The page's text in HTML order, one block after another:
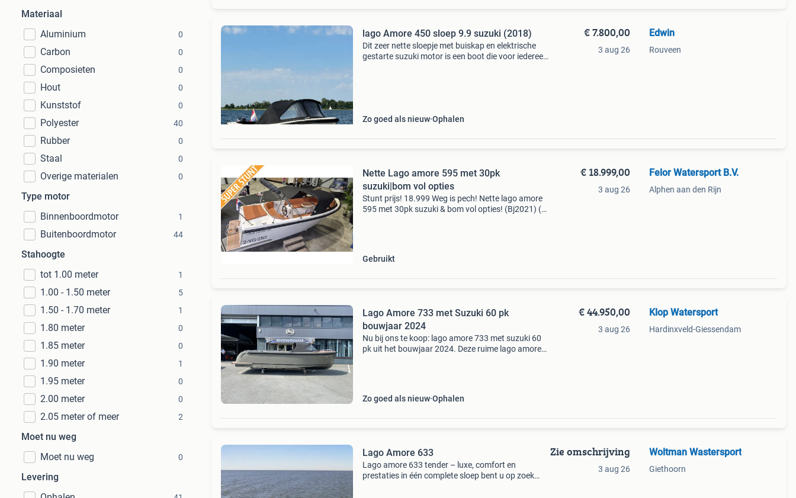
Materiaal
Aluminium
0
Carbon 0
Composieten 0
Hout 0
Kunststof 0
Polyester 40
Rubber 0
Staal 0
Overige materialen 0
Type motor
Binnenboordmotor
1
Buitenboordmotor 44
Stahoogte
tot 1.00 meter
1
1.00 - 1.50 meter 5
1.50 - 1.70 meter 1
1.80 meter 0
1.85 meter 0
1.90 meter 1
1.95 meter 0
2.00 meter 0
2.05 meter of meer 2
Moet nu weg
Moet nu weg
0
Levering
lago Amore 450 sloep 9.9 suzuki (2018)
Dit zeer nette sloepje met buiskap en elektrische
gestarte suzuki motor is een boot die voor iedereen
Zo goed als nieuw Ophalen
€ 7.800,00
3 aug 26
Edwin
Rouveen
Nette Lago amore 595 met 30pk
suzuki|bom vol opties
Stunt prijs! 18.999 Weg is pech! Nette lago amore
595 met 30pk suzuki & bom vol opties! (Bj2021) (
Gebruikt
€ 18.999,00
3 aug 26
Felor Watersport B.V.
Alphen aan den Rijn
Lago Amore 733 met Suzuki 60 pk
bouwjaar 2024
Nu bij ons te koop: lago amore 733 met suzuki 60
pk uit het bouwjaar 2024. Deze ruime lago amore
Zo goed als nieuw Ophalen
€ 44.950,00
3 aug 26
Klop Watersport
Hardinxveld-Giessendam
Lago Amore 633
Lago amore 633 tender – luxe, comfort en
prestaties in één complete sloep bent u op zoek
Zie omschrijving
3 aug 26
Woltman Wastersport
Giethoorn